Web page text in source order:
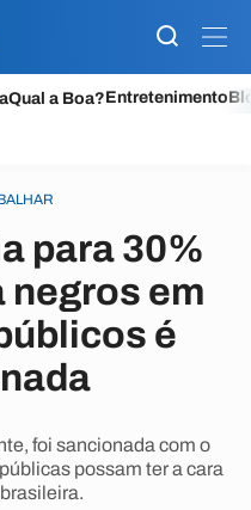
Qual a Boa?Entretenimento
para 30%
negros em
é
foi sancionada com o
possam ter a cara